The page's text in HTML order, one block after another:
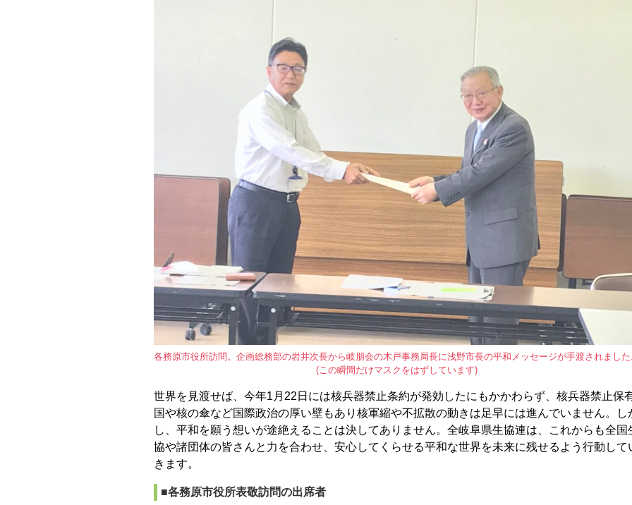
各務原市役所訪問。企画総務部の岩井次長から岐朋会の木戸事務局長に浅野市長の平和メッセージが手渡されまし
(この瞬間だけマスクをはずしています)
世界を見渡せば、今年1月22日には核兵器禁止条約が発効したにもかかわらず、核兵器禁止保
国や核の傘など国際政治の厚い壁もあり核軍縮や不拡散の動きは足早には進んでいません。し
し、平和を願う想いが途絶えることは決してありません。全岐阜県生協連は、これからも全国
協や諸団体の皆さんと力を合わせ、安心してくらせる平和な世界を未来に残せるよう行動して
きます。
■各務原市役所表敬訪問の出席者